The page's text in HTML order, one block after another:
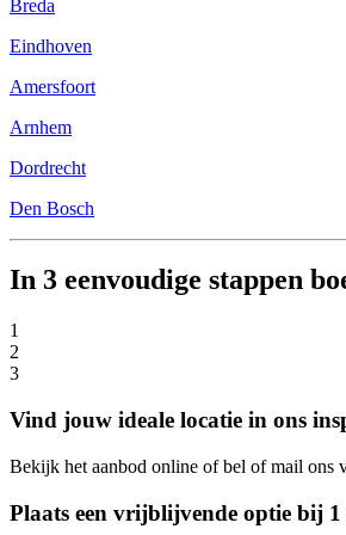
Breda
Eindhoven
Amersfoort
Arnhem
Dordrecht
Den Bosch
In 3 eenvoudige stappen
1
2
3
Vind jouw ideale locatie in ons
Bekijk het aanbod online of bel of mail ons
Plaats een vrijblijvende optie bij 1